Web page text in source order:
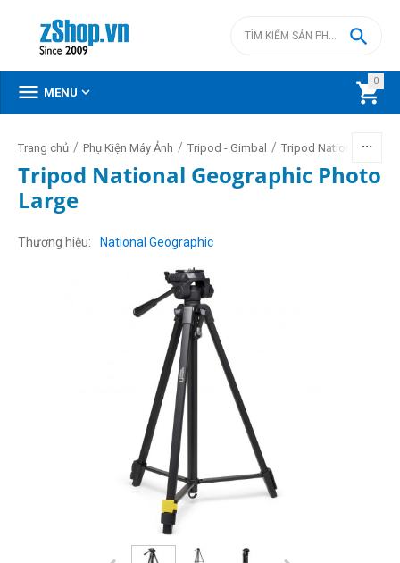
0


 MENU 
Trang chủ / Phụ Kiện Máy Ảnh / Tripod - Gimbal / Tripod National
Tripod National Geographic Photo
Large
Thương hiệu National Geographic